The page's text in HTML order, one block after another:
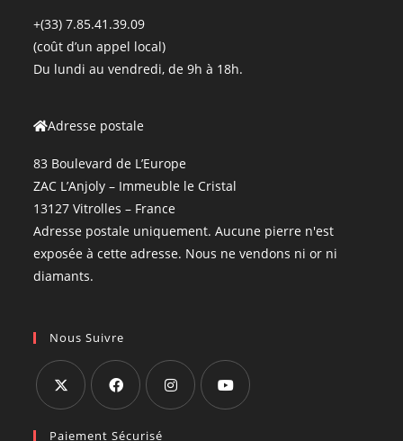
+(33) 7.85.41.39.09
(coût d’un appel local)
Du lundi au vendredi, de 9h à 18h.
Adresse postale
83 Boulevard de L’Europe
ZAC L’Anjoly – Immeuble le Cristal
13127 Vitrolles – France
Adresse postale uniquement. Aucune pierre n'est
exposée à cette adresse. Nous ne vendons ni or ni
diamants.
Nous Suivre
Paiement Sécurisé